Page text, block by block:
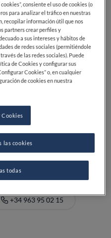
0 0 0
18:00, 20:30-00:30
+34 963 95 02 15
consiente el uso de cookies (o
para analizar el tráfico en nuestras
recopilar información útil que nos
partners crear perfiles y
a sus intereses y hábitos de
de redes sociales (permitiéndole
de las redes sociales). Puede
de Cookies y configurar sus
Cookies” o, en cualquier
de cookies en nuestra
todas
las cookies